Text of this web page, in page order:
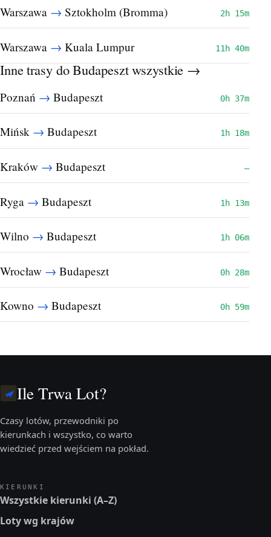
Warszawa → Sztokholm (Bromma) 2h 15m
Warszawa → Kuala Lumpur 11h 40m
Inne trasy do Budapesztwszystkie →
Poznań → Budapeszt 0h 37m
Mińsk → Budapeszt 1h 18m
Kraków → Budapeszt —
Ryga → Budapeszt 1h 13m
Wilno → Budapeszt 1h 06m
Wrocław → Budapeszt 0h 28m
Kowno → Budapeszt 0h 59m
Ile Trwa Lot?
Czasy lotów, przewodniki po
kierunkach i wszystko, co warto
wiedzieć przed wejściem na pokład.
KIERUNKI
Wszystkie kierunki (A–Z)
Loty wg krajów